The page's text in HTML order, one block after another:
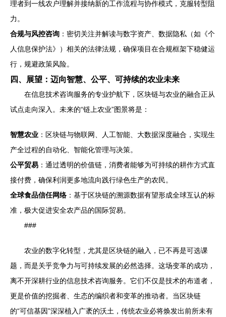
理者到一线农户理解并接纳新的工作流程与协作模式，克服转型阻
力。
合规与风控咨询 ：密切关注并解读与数字资产、数据隐私（如《个
人信息保护法》）相关的法律法规，确保项目在合规框架下稳健运
行，规避政策风险。
四、展望：迈向智慧、公平、可持续的农业未来
在信息技术咨询服务的专业护航下，区块链与农业的融合正从
试点走向深入。未来的“链上农业”图景将是：
智慧农业 ：区块链与物联网、人工智能、大数据深度融合，实现生
产全过程的自动化、智能化管理与决策。
公平贸易 ：通过透明的价值链，消费者能够为可持续的耕作方式直
接付费，确保利润更多地流向践行绿色生产的农民。
全球食品信任网络 ：基于区块链的溯源数据有望形成全球互认的标
准，极大促进安全农产品的国际贸易。
###
农业的数字化转型，尤其是区块链的融入，已不再是可选课
题，而是关乎竞争力与可持续发展的必然选择。这场变革的成功，
离不开深耕行业的信息技术咨询服务。它们不仅是技术的布道者，
更是价值的挖掘者、生态的编织者和变革的推动者。当区块链
的“可信基因”深深植入广袤的沃土，传统农业必将焕发出前所未有